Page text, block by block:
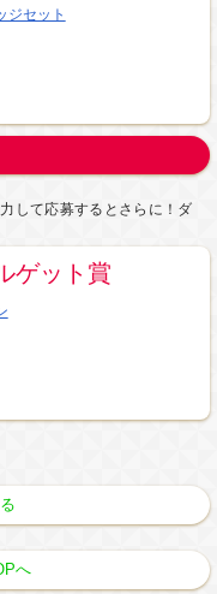
ジセット
して応募するとさらに！ダ
ゲット賞
へ